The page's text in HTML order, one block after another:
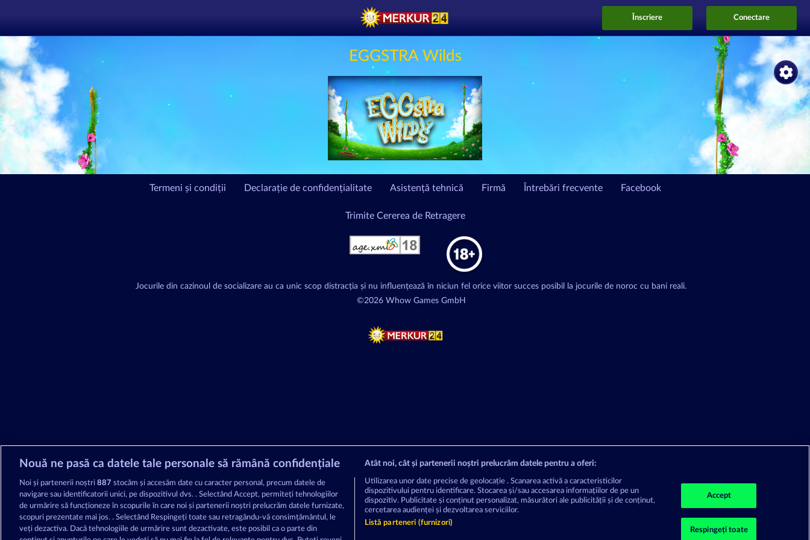
Înscriere Conectare
EGGSTRA Wilds
Termeni și condiții Declarație de confidențialitate Asistență tehnică Firmă Întrebări frecvente Facebook
Trimite Cererea de Retragere
Jocurile din cazinoul de socializare au ca unic scop distracția și nu influențează în niciun fel orice viitor succes posibil la jocurile de noroc cu bani reali.
©2026 Whow Games GmbH
Nouă ne pasă ca datele tale personale să rămână confidențiale
Noi și partenerii noștri 887 stocăm și accesăm date cu caracter personal, precum datele de
navigare sau identificatorii unici, pe dispozitivul dvs. . Selectând Accept, permiteți tehnologiilor
de urmărire să funcționeze în scopurile în care noi și partenerii noștri prelucrăm datele furnizate,
scopuri prezentate mai jos. . Selectând Respingeți toate sau retragându-vă consimțământul, le
veți dezactiva. Dacă tehnologiile de urmărire sunt dezactivate, este posibil ca o parte din
Atât noi, cât și partenerii noștri prelucrăm datele pentru a oferi:
Utilizarea unor date precise de geolocație . Scanarea activă a caracteristicilor
dispozitivului pentru identificare. Stocarea și/sau accesarea informațiilor de pe un
dispozitiv. Publicitate și conținut personalizat, măsurători ale publicității și de conținut,
cercetarea audienței și dezvoltarea serviciilor.
Listă parteneri (furnizori)
Accept
Respingeți toate